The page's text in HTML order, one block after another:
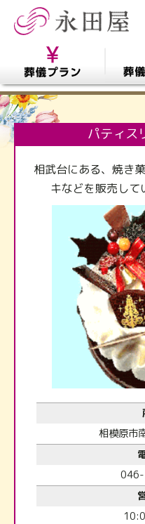
パティス
相武台にある、焼き
キなどを販売して
相模原市